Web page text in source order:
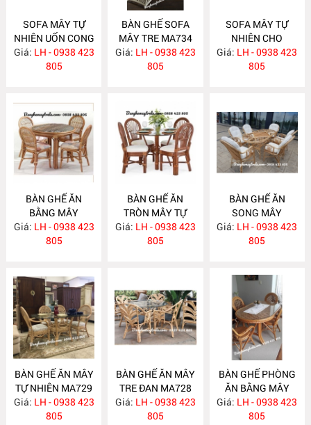
SOFA MÂY TỰ
NHIÊN UỐN CONG
MA743
Giá: LH - 0938 423
805
BÀN GHẾ SOFA
MÂY TRE MA734
Giá: LH - 0938 423
805
SOFA MÂY TỰ
NHIÊN CHO
PHÒNG KHÁCH
MA733
Giá: LH - 0938 423
805
BÀN GHẾ ĂN
BẰNG MÂY
MA732
Giá: LH - 0938 423
805
BÀN GHẾ ĂN
TRÒN MÂY TỰ
NHIÊN MA731
Giá: LH - 0938 423
805
BÀN GHẾ ĂN
SONG MÂY
MA730
Giá: LH - 0938 423
805
BÀN GHẾ ĂN MÂY
TỰ NHIÊN MA729
Giá: LH - 0938 423
805
BÀN GHẾ ĂN MÂY
TRE ĐAN MA728
Giá: LH - 0938 423
805
BÀN GHẾ PHÒNG
ĂN BẰNG MÂY
MA727
Giá: LH - 0938 423
805